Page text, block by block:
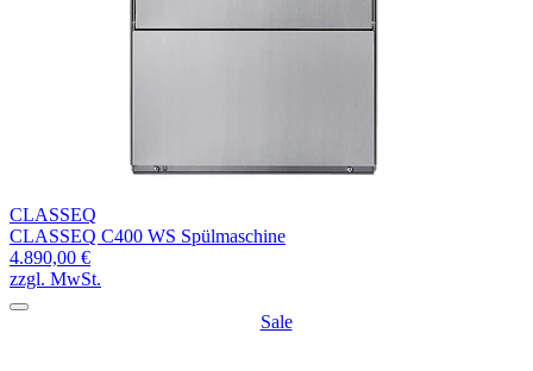
CLASSEQ
CLASSEQ C400 WS Spülmaschine
4.890,00 €
zzgl. MwSt.
Sale